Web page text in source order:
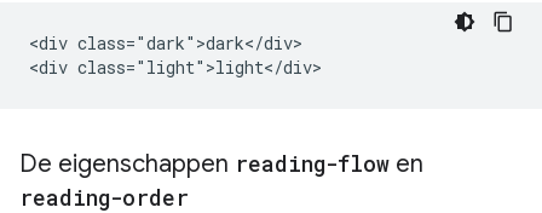
<div class="dark">dark</div>
De eigenschappen reading-flow en
reading-order